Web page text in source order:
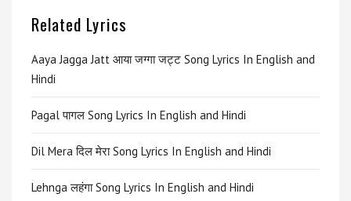
Related Lyrics
Aaya Jagga Jatt आया जग्गा जट्ट Song Lyrics In English and
Hindi
Pagal पागल Song Lyrics In English and Hindi
Dil Mera दिल मेरा Song Lyrics In English and Hindi
Lehnga लहंगा Song Lyrics In English and Hindi